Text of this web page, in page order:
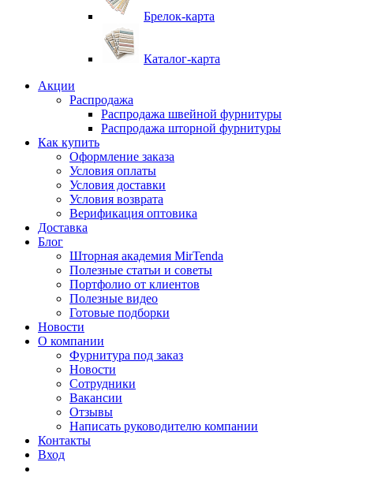
Брелок-карта
Каталог-карта
Акции
Распродажа
Распродажа швейной фурнитуры
Распродажа шторной фурнитуры
Как купить
Оформление заказа
Условия оплаты
Условия доставки
Условия возврата
Верификация оптовика
Доставка
Блог
Шторная академия MirTenda
Полезные статьи и советы
Портфолио от клиентов
Полезные видео
Готовые подборки
Новости
О компании
Фурнитура под заказ
Новости
Сотрудники
Вакансии
Отзывы
Написать руководителю компании
Контакты
Вход